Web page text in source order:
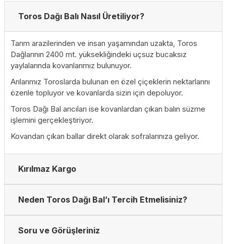
Toros Dağı Balı Nasıl Üretiliyor?
Tarım arazilerinden ve insan yaşamından uzakta, Toros
Dağlarının 2400 mt. yüksekliğindeki uçsuz bucaksız
yaylalarında kovanlarımız bulunuyor.
Arılarımız Toroslarda bulunan en özel çiçeklerin nektarlarını
özenle topluyor ve kovanlarda sizin için depoluyor.
Toros Dağı Bal arıcıları ise kovanlardan çıkan balın süzme
işlemini gerçekleştiriyor.
Kovandan çıkan ballar direkt olarak sofralarınıza geliyor.
Kırılmaz Kargo
Neden Toros Dağı Bal’ı Tercih Etmelisiniz?
Soru ve Görüşleriniz